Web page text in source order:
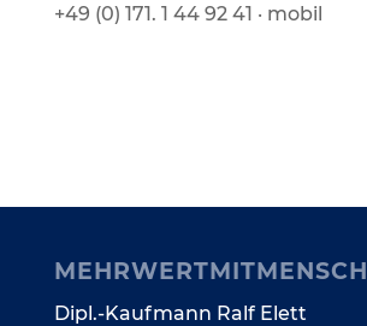
+49 (0) 171. 1 44 92 41 · mobil
MEHR­WERT­MIT­MENSCH
Dipl.-Kaufmann Ralf Elett